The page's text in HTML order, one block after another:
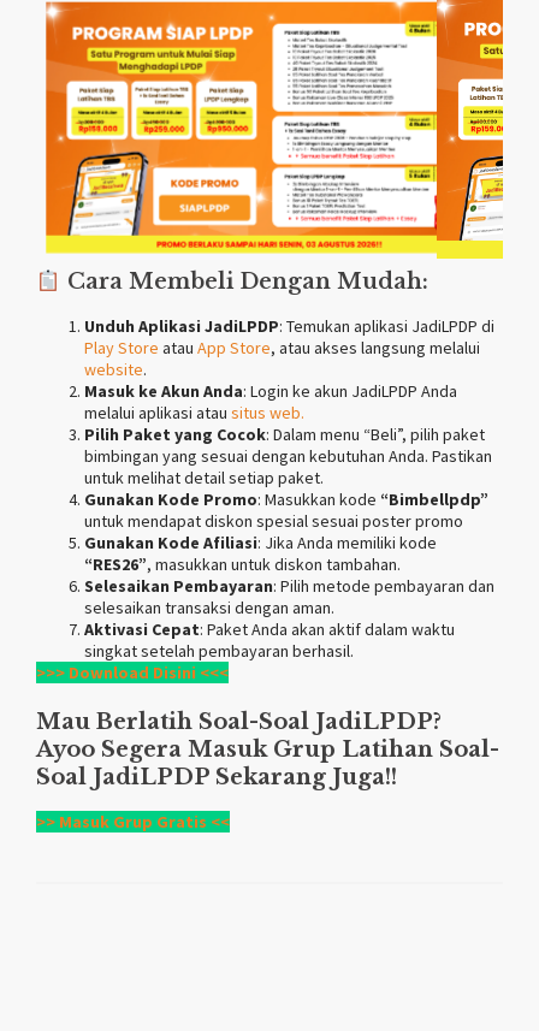
Cara Membeli Dengan Mudah:
Unduh Aplikasi JadiLPDP: Temukan aplikasi JadiLPDP di
Play Store atau App Store, atau akses langsung melalui
website.
Masuk ke Akun Anda: Login ke akun JadiLPDP Anda
melalui aplikasi atau situs web.
Pilih Paket yang Cocok: Dalam menu “Beli”, pilih paket
bimbingan yang sesuai dengan kebutuhan Anda. Pastikan
untuk melihat detail setiap paket.
Gunakan Kode Promo: Masukkan kode “Bimbellpdp”
untuk mendapat diskon spesial sesuai poster promo
Gunakan Kode Afiliasi: Jika Anda memiliki kode
“RES26”, masukkan untuk diskon tambahan.
Selesaikan Pembayaran: Pilih metode pembayaran dan
selesaikan transaksi dengan aman.
Aktivasi Cepat: Paket Anda akan aktif dalam waktu
singkat setelah pembayaran berhasil.
>>> Download Disini <<<
Mau Berlatih Soal-Soal JadiLPDP?
Ayoo Segera Masuk Grup Latihan Soal-
Soal JadiLPDP Sekarang Juga!!
>> Masuk Grup Gratis <<